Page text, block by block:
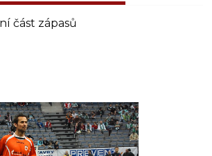
část zápasů